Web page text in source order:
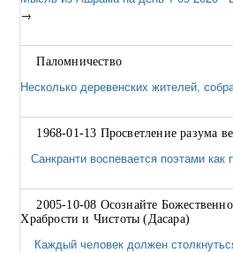
→
Паломничество
Несколько деревенских жителей,
1968-01-13 Просветление разума
Санкранти воспевается поэтами как
2005-10-08 Осознайте
Храбрости и Чистоты (Дасара)
Каждый человек должен